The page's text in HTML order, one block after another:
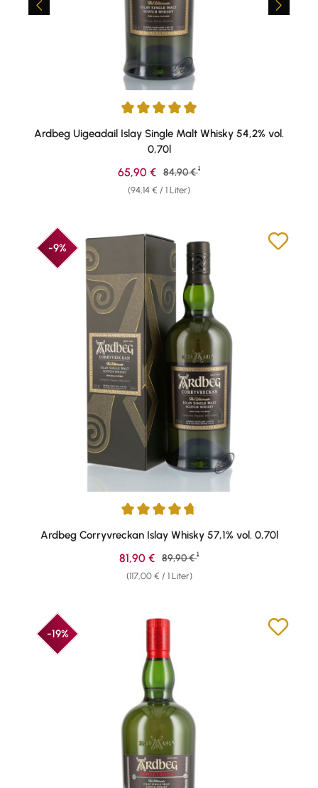
Durchschnittliche Bewertung von 4.97 von 5 Sternen
Ardbeg Uigeadail Islay Single Malt Whisky 54,2% vol.
0,70l
(94,14 € / 1 Liter)
Verkaufspreis:
65,90 € Regulärer Preis:
84,90 € 1
-9%
Durchschnittliche Bewertung von 4.87 von 5 Sternen
Ardbeg Corryvreckan Islay Whisky 57,1% vol. 0,70l
(117,00 € / 1 Liter)
Verkaufspreis:
81,90 € Regulärer Preis:
89,90 € 1
-19%